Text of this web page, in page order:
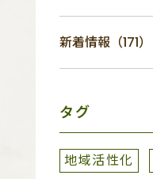
新着情報（171）
タグ
地域活性化